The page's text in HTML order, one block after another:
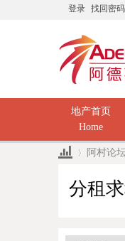
登录 找回密码
地产首页
Home
阿村论
分租求